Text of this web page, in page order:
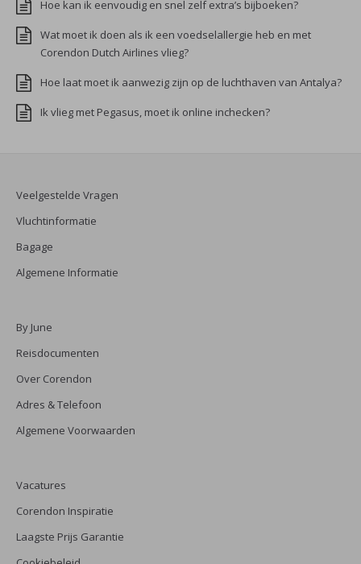
Hoe kan ik eenvoudig en snel zelf extra’s bijboeken?
Wat moet ik doen als ik een voedselallergie heb en met
Corendon Dutch Airlines vlieg?
Hoe laat moet ik aanwezig zijn op de luchthaven van Antalya?
Ik vlieg met Pegasus, moet ik online inchecken?
Veelgestelde Vragen
Vluchtinformatie
Bagage
Algemene Informatie
By June
Reisdocumenten
Over Corendon
Adres & Telefoon
Algemene Voorwaarden
Vacatures
Corendon Inspiratie
Laagste Prijs Garantie